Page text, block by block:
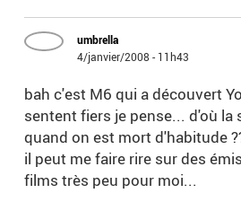
umbrella
4/janvier/2008 - 11h43
bah c'est M6 qui a découvert
sentent fiers je pense... d'où la
quand on est mort d'habitude
il peut me faire rire sur des
films très peu pour moi...